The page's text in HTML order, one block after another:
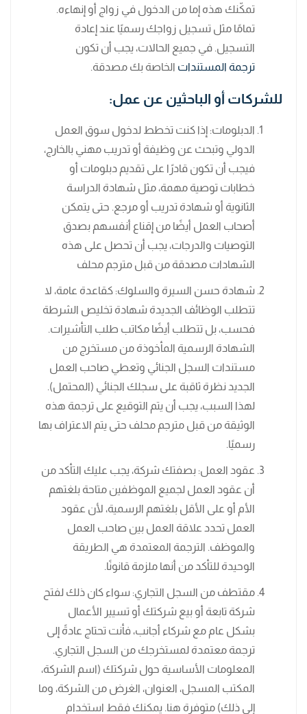
تمكّنك هذه إما من الدخول في زواج أو إنهاءه.
تمامًا مثل تسجيل زواجك رسميًا عند إعادة
التسجيل. في جميع الحالات، يجب أن تكون
ترجمة المستندات الخاصة بك مصدقة.
للشركات أو الباحثين عن عمل:
الدبلومات: إذا كنت تخطط لدخول سوق العمل
الدولي وتبحث عن وظيفة أو تدريب مهني بالخارج،
فيجب أن تكون قادرًا على تقديم دبلومات أو
خطابات توصية مهمة، مثل شهادة الدراسة
الثانوية أو شهادة تدريب أو مرجع. حتى يتمكن
أصحاب العمل أيضًا من إقناع أنفسهم بصدق
التوصيات والدرجات، يجب أن تحصل على هذه
الشهادات مصدقة من قبل مترجم محلف
شهادة حسن السيرة والسلوك: كقاعدة عامة، لا
تتطلب الوظائف الجديدة شهادة تخليص الشرطة
فحسب، بل تتطلب أيضًا مكاتب طلب التأشيرات.
الشهادة الرسمية المأخوذة من مستخرج من
مستندات السجل الجنائي وتعطي صاحب العمل
الجديد نظرة ثاقبة على سجلك الجنائي (المحتمل).
لهذا السبب، يجب أن يتم التوقيع على ترجمة هذه
الوثيقة من قبل مترجم محلف حتى يتم الاعتراف بها
رسميًا.
عقود العمل: بصفتك شركة، يجب عليك التأكد من
أن عقود العمل لجميع الموظفين متاحة بلغتهم
الأم أو على الأقل بلغتهم الرسمية، لأن عقود
العمل تحدد علاقة العمل بين صاحب العمل
والموظف. الترجمة المعتمدة هي الطريقة
الوحيدة للتأكد من أنها ملزمة قانونًا.
مقتطف من السجل التجاري: سواء كان ذلك لفتح
شركة تابعة أو بيع شركتك أو تسيير الأعمال
بشكل عام مع شركاء أجانب، فأنت تحتاج عادةً إلى
ترجمة معتمدة لمستخرجك من السجل التجاري.
المعلومات الأساسية حول شركتك (اسم الشركة،
المكتب المسجل، العنوان، الغرض من الشركة، وما
إلى ذلك) متوفرة هنا. يمكنك فقط استخدام